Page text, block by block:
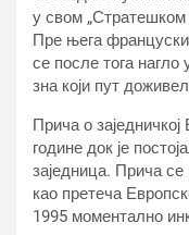
у свом „Стратешком
Пре њега
се после тога нагло
зна који пут
Прича о
године док је
заједница. Прича се
као претеча
1995 моментално